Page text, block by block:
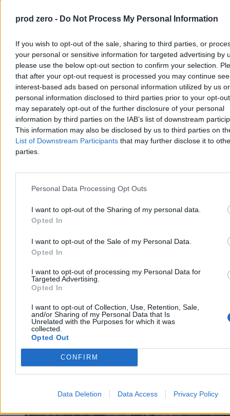
prod zero - Do Not Process My Personal Information
If you wish to opt-out of the sale, sharing to third parties, or
your personal or sensitive information for targeted advertising by
please use the below opt-out section to confirm your selection.
that after your opt-out request is processed you may continue
interest-based ads based on personal information utilized by us or
personal information disclosed to third parties prior to your opt-
may separately opt-out of the further disclosure of your personal
information by third parties on the IAB’s list of downstream
This information may also be disclosed by us to third parties on
List of Downstream Participants that may further disclose it to
parties.
Personal Data Processing Opt Outs
I want to opt-out of the Sharing of my personal data.
Opted In
I want to opt-out of the Sale of my Personal Data.
Opted In
I want to opt-out of processing my Personal Data for
Targeted Advertising.
Opted In
I want to opt-out of Collection, Use, Retention, Sale,
and/or Sharing of my Personal Data that Is
Unrelated with the Purposes for which it was
collected.
Opted Out
CONFIRM
Data Deletion Data Access Privacy Policy
Zostało 150 km. Czego brakuje do docelowej sieci
autostrad?
Większość planowanej sieci autostrad w Polsce jest już
udostępniona kierowcom. Do osiągnięcia ostatecznego celu
podanego w rządowych rozporządzeniach brakuje niecałych 150
kilometrów. Generalna Dyrekcja Dróg Krajowych i Autostrad
planuje domknięcie brakujących odcinków oraz rozbudowę
Dzisiaj 11:23
Reklama
Kraj